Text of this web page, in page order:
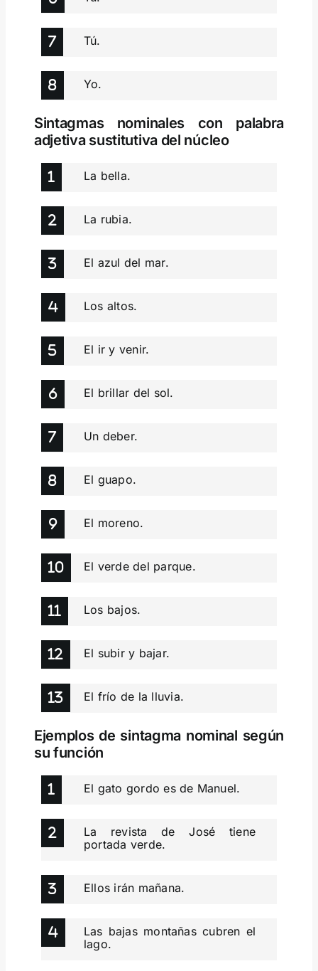
Tú.
Yo.
Sintagmas nominales con palabra
adjetiva sustitutiva del núcleo
La bella.
La rubia.
El azul del mar.
Los altos.
El ir y venir.
El brillar del sol.
Un deber.
El guapo.
El moreno.
El verde del parque.
Los bajos.
El subir y bajar.
El frío de la lluvia.
Ejemplos de sintagma nominal según
su función
El gato gordo es de Manuel.
La revista de José tiene
portada verde.
Ellos irán mañana.
Las bajas montañas cubren el
lago.